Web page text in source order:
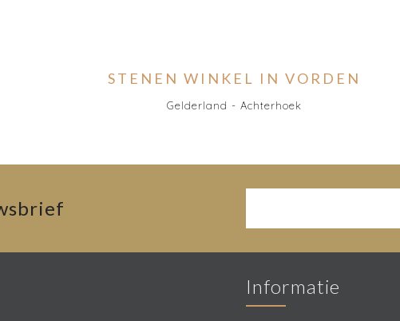
STENEN WINKEL IN VORDEN
Gelderland - Achterhoek
Informatie